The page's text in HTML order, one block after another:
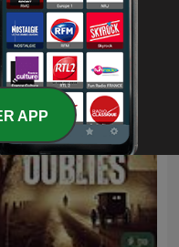
Les voix du crime
APP